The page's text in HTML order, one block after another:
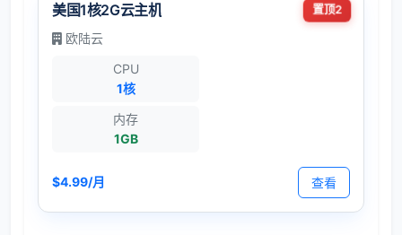
美国1核2G云主机 置顶2
欧陆云
CPU
1核
内存
1GB
$4.99/月 查看